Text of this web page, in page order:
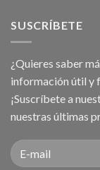
SUSCRÍBETE
¿Quieres saber
información útil y
¡Suscríbete a
nuestras últimas